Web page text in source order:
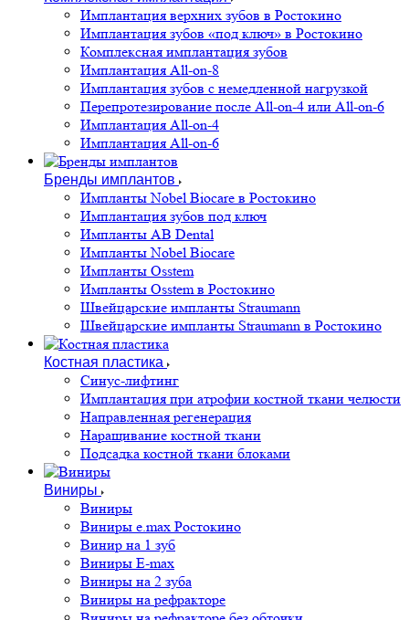
Имплантация верхних зубов в Ростокино
Имплантация зубов «под ключ» в Ростокино
Комплексная имплантация зубов
Имплантация All-on-8
Имплантация зубов с немедленной нагрузкой
Перепротезирование после All-on-4 или All-on-6
Имплантация All-on-4
Имплантация All-on-6
Бренды имплантов
Импланты Nobel Biocare в Ростокино
Имплантация зубов под ключ
Импланты AB Dental
Импланты Nobel Biocare
Импланты Osstem
Импланты Osstem в Ростокино
Швейцарские импланты Straumann
Швейцарские импланты Straumann в Ростокино
Костная пластика
Cинус-лифтинг
Имплантация при атрофии костной ткани челюсти
Направленная регенерация
Наращивание костной ткани
Подсадка костной ткани блоками
Виниры
Виниры
Виниры e.max Ростокино
Винир на 1 зуб
Виниры E-max
Виниры на 2 зуба
Виниры на рефракторе